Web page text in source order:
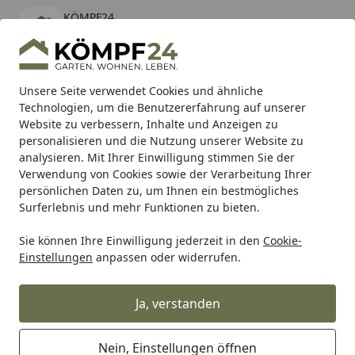
Unsere Seite verwendet Cookies und ähnliche
Technologien, um die Benutzererfahrung auf unserer
Website zu verbessern, Inhalte und Anzeigen zu
personalisieren und die Nutzung unserer Website zu
analysieren. Mit Ihrer Einwilligung stimmen Sie der
Verwendung von Cookies sowie der Verarbeitung Ihrer
persönlichen Daten zu, um Ihnen ein bestmögliches
Surferlebnis und mehr Funktionen zu bieten.
Sie können Ihre Einwilligung jederzeit in den Cookie-
Einstellungen anpassen oder widerrufen.
Ja, verstanden
Nein, Einstellungen öffnen
KÖMPF24
kostenlos - Im App Store
Hotline
Alle Produkte
Mein Konto
Suchen
Karibu Pools inkl. gratis Sandfilteranlage & Pool-
Starterset (Gesamtwert bis 468,99€)
Startseite
Alles für den Garten Gartenhaus Pavillons & Lauben
Vitavia Gewächshaus Juno/Hera
9000 inkl. 3 Seitenfenstern - 9,0 m²
(1 Bewertung)